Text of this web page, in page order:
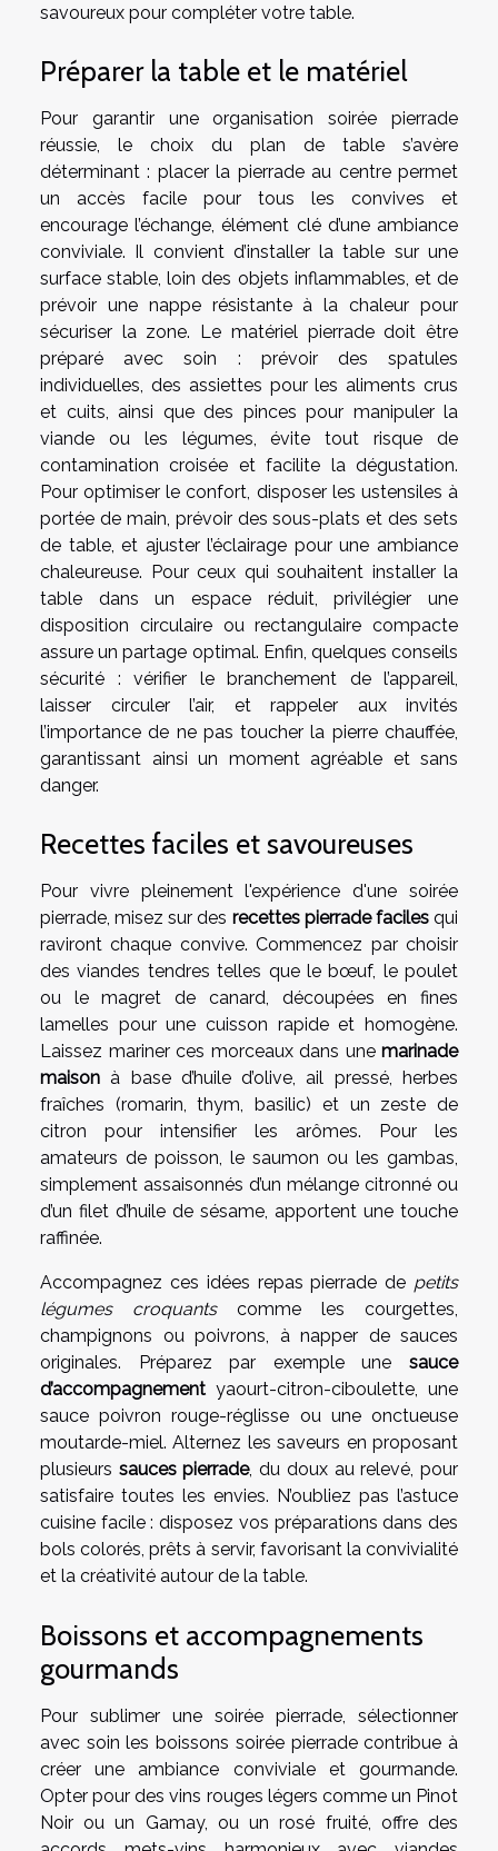
savoureux pour compléter votre table.
Préparer la table et le matériel
Pour garantir une organisation soirée pierrade
réussie, le choix du plan de table s’avère
déterminant : placer la pierrade au centre permet
un accès facile pour tous les convives et
encourage l’échange, élément clé d’une ambiance
conviviale. Il convient d’installer la table sur une
surface stable, loin des objets inflammables, et de
prévoir une nappe résistante à la chaleur pour
sécuriser la zone. Le matériel pierrade doit être
préparé avec soin : prévoir des spatules
individuelles, des assiettes pour les aliments crus
et cuits, ainsi que des pinces pour manipuler la
viande ou les légumes, évite tout risque de
contamination croisée et facilite la dégustation.
Pour optimiser le confort, disposer les ustensiles à
portée de main, prévoir des sous-plats et des sets
de table, et ajuster l’éclairage pour une ambiance
chaleureuse. Pour ceux qui souhaitent installer la
table dans un espace réduit, privilégier une
disposition circulaire ou rectangulaire compacte
assure un partage optimal. Enfin, quelques conseils
sécurité : vérifier le branchement de l’appareil,
laisser circuler l’air, et rappeler aux invités
l’importance de ne pas toucher la pierre chauffée,
garantissant ainsi un moment agréable et sans
danger.
Recettes faciles et savoureuses
Pour vivre pleinement l'expérience d'une soirée
pierrade, misez sur des recettes pierrade facilesqui
raviront chaque convive. Commencez par choisir
des viandes tendres telles que le bœuf, le poulet
ou le magret de canard, découpées en fines
lamelles pour une cuisson rapide et homogène.
Laissez mariner ces morceaux dans une marinade
maison à base d’huile d’olive, ail pressé, herbes
fraîches (romarin, thym, basilic) et un zeste de
citron pour intensifier les arômes. Pour les
amateurs de poisson, le saumon ou les gambas,
simplement assaisonnés d’un mélange citronné ou
d’un filet d’huile de sésame, apportent une touche
raffinée.
Accompagnez ces idées repas pierrade de petits
légumes croquantscomme les courgettes,
champignons ou poivrons, à napper de sauces
originales. Préparez par exemple une sauce
d’accompagnement yaourt-citron-ciboulette, une
sauce poivron rouge-réglisse ou une onctueuse
moutarde-miel. Alternez les saveurs en proposant
plusieurs sauces pierrade, du doux au relevé, pour
satisfaire toutes les envies. N’oubliez pas l’astuce
cuisine facile : disposez vos préparations dans des
bols colorés, prêts à servir, favorisant la convivialité
et la créativité autour de la table.
Boissons et accompagnements
gourmands
Pour sublimer une soirée pierrade, sélectionner
avec soin les boissons soirée pierrade contribue à
créer une ambiance conviviale et gourmande.
Opter pour des vins rouges légers comme un Pinot
Noir ou un Gamay, ou un rosé fruité, offre des